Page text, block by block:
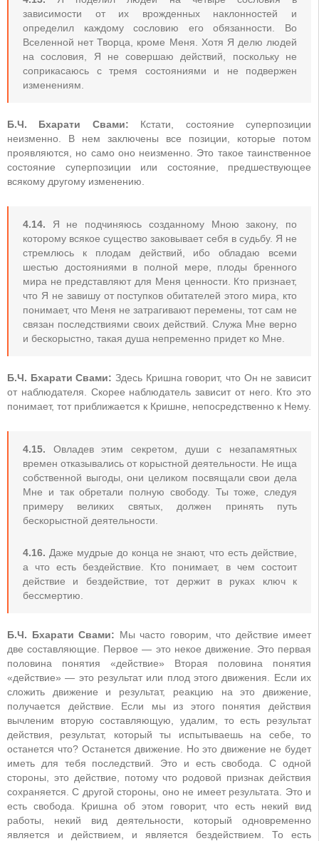
зависимости от их врожденных наклонностей и
определил каждому сословию его обязанности. Во
Вселенной нет Творца, кроме Меня. Хотя Я делю людей
на сословия, Я не совершаю действий, поскольку не
соприкасаюсь с тремя состояниями и не подвержен
изменениям.
Б.Ч. Бхарати Свами: Кстати, состояние суперпозиции
неизменно. В нем заключены все позиции, которые потом
проявляются, но само оно неизменно. Это такое таинственное
состояние суперпозиции или состояние, предшествующее
всякому другому изменению.
4.14. Я не подчиняюсь созданному Мною закону, по
которому всякое существо заковывает себя в судьбу. Я не
стремлюсь к плодам действий, ибо обладаю всеми
шестью достояниями в полной мере, плоды бренного
мира не представляют для Меня ценности. Кто признает,
что Я не завишу от поступков обитателей этого мира, кто
понимает, что Меня не затрагивают перемены, тот сам не
связан последствиями своих действий. Служа Мне верно
и бескорыстно, такая душа непременно придет ко Мне.
Б.Ч. Бхарати Свами: Здесь Кришна говорит, что Он не зависит
от наблюдателя. Скорее наблюдатель зависит от него. Кто это
понимает, тот приближается к Кришне, непосредственно к Нему.
4.15. Овладев этим секретом, души с незапамятных
времен отказывались от корыстной деятельности. Не ища
собственной выгоды, они целиком посвящали свои дела
Мне и так обретали полную свободу. Ты тоже, следуя
примеру великих святых, должен принять путь
бескорыстной деятельности.
4.16. Даже мудрые до конца не знают, что есть действие,
а что есть бездействие. Кто понимает, в чем состоит
действие и бездействие, тот держит в руках ключ к
бессмертию.
Б.Ч. Бхарати Свами: Мы часто говорим, что действие имеет
две составляющие. Первое — это некое движение. Это первая
половина понятия «действие» Вторая половина понятия
«действие» — это результат или плод этого движения. Если их
сложить движение и результат, реакцию на это движение,
получается действие. Если мы из этого понятия действия
вычленим вторую составляющую, удалим, то есть результат
действия, результат, который ты испытываешь на себе, то
останется что? Останется движение. Но это движение не будет
иметь для тебя последствий. Это и есть свобода. С одной
стороны, это действие, потому что родовой признак действия
сохраняется. С другой стороны, оно не имеет результата. Это и
есть свобода. Кришна об этом говорит, что есть некий вид
работы, некий вид деятельности, который одновременно
является и действием, и является бездействием. То есть